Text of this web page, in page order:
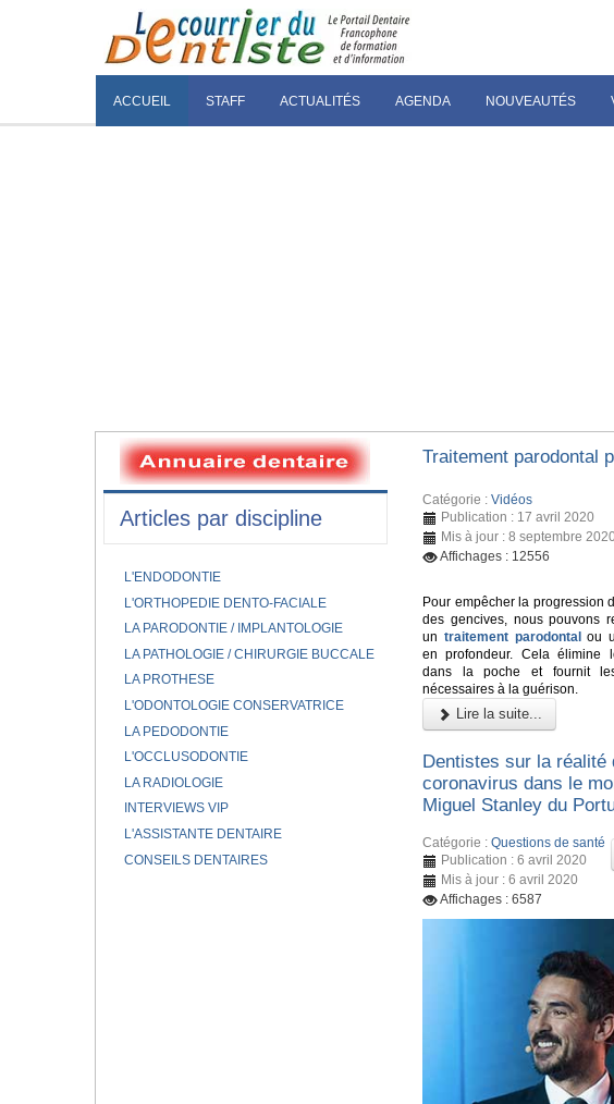
ACCUEIL STAFF ACTUALITÉS AGENDA NOUVEAUTÉS
Traitement parodontal
Catégorie : Vidéos
Publication : 17 avril 2020
Mis à jour : 8 septembre
Affichages : 12556
Pour empêcher la progression
des gencives, nous pouvons
un traitement parodontalou
en profondeur. Cela élimine
dans la poche et fournit
nécessaires à la guérison.
Lire la suite...
Dentistes sur la réalité
coronavirus dans le
Miguel Stanley du
Catégorie : Questions de santé
Publication : 6 avril 2020
Mis à jour : 6 avril 2020
Affichages : 6587
Articles par discipline
L'ENDODONTIE
L'ORTHOPEDIE DENTO-FACIALE
LA PARODONTIE / IMPLANTOLOGIE
LA PATHOLOGIE / CHIRURGIE BUCCALE
LA PROTHESE
L'ODONTOLOGIE CONSERVATRICE
LA PEDODONTIE
L'OCCLUSODONTIE
LA RADIOLOGIE
INTERVIEWS VIP
L'ASSISTANTE DENTAIRE
CONSEILS DENTAIRES